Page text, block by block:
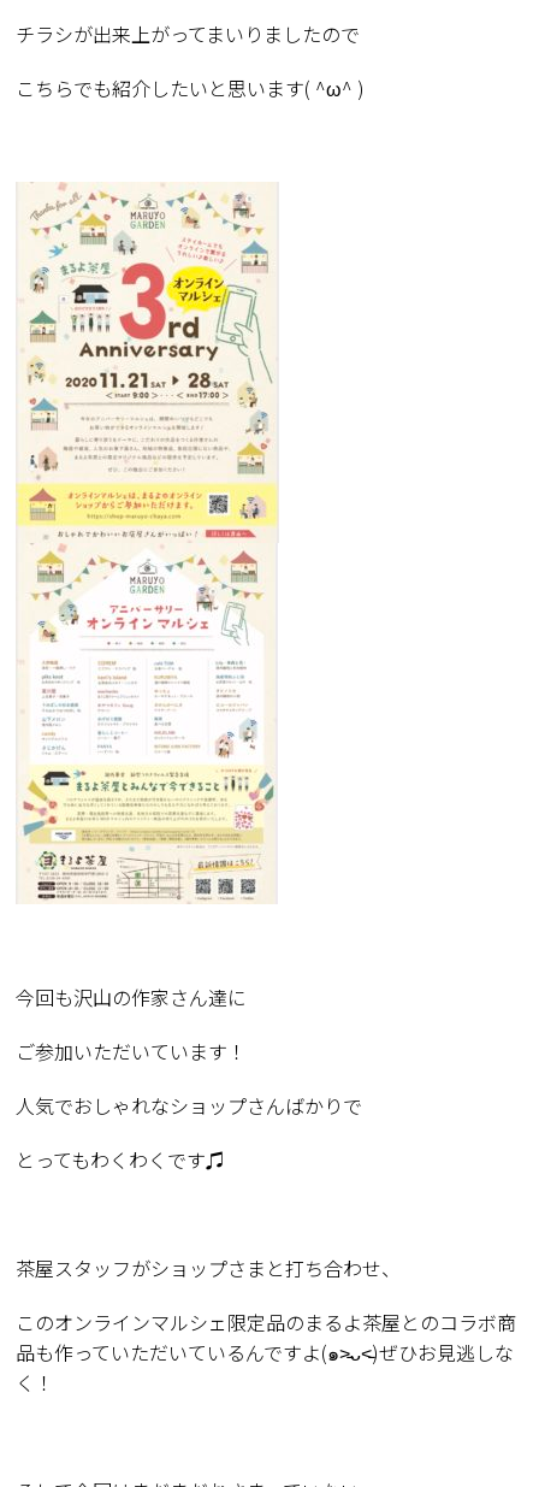
チラシが出来上がってまいりましたので
こちらでも紹介したいと思います( ^ω^ )
今回も沢山の作家さん達に
ご参加いただいています！
人気でおしゃれなショップさんばかりで
とってもわくわくです♫
茶屋スタッフがショップさまと打ち合わせ、
このオンラインマルシェ限定品のまるよ茶屋とのコラボ商
品も作っていただいているんですよ(๑˃̵ᴗ˂̵)ぜひお見逃しな
く！